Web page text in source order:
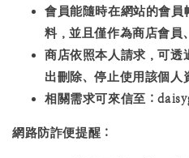
會員能隨時在網站的會
料，並且僅作為商店會員
商店依照本人請求，可透
出刪除、停止使用該個人
相關需求可來信至：
網路防詐便提醒：